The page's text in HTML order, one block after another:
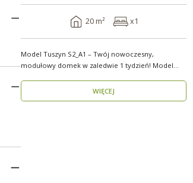
20 m² x1
Model Tuszyn S2_A1 – Twój nowoczesny,
modułowy domek w zaledwie 1 tydzień! Model
WIĘCEJ